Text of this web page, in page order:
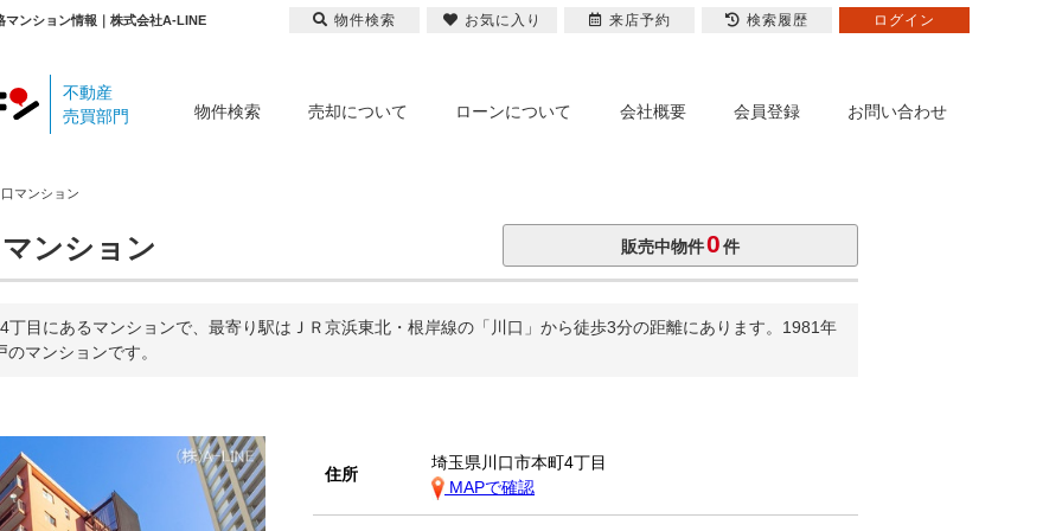
マンション情報｜株式会社A-LINE
不動産
売買部門
物件検索 売却について ローンについて 会社概要 会員登録 お問い合わせ
マンション
ンション 販売中物件0件
目にあるマンションで、最寄り駅はＪＲ京浜東北・根岸線の「川口」から徒歩3分の距離にあります。1981年
マンションです。
住所
埼玉県川口市本町4丁目
MAPで確認
物件検索 お気に入り 来店予約 検索履歴 ログイン